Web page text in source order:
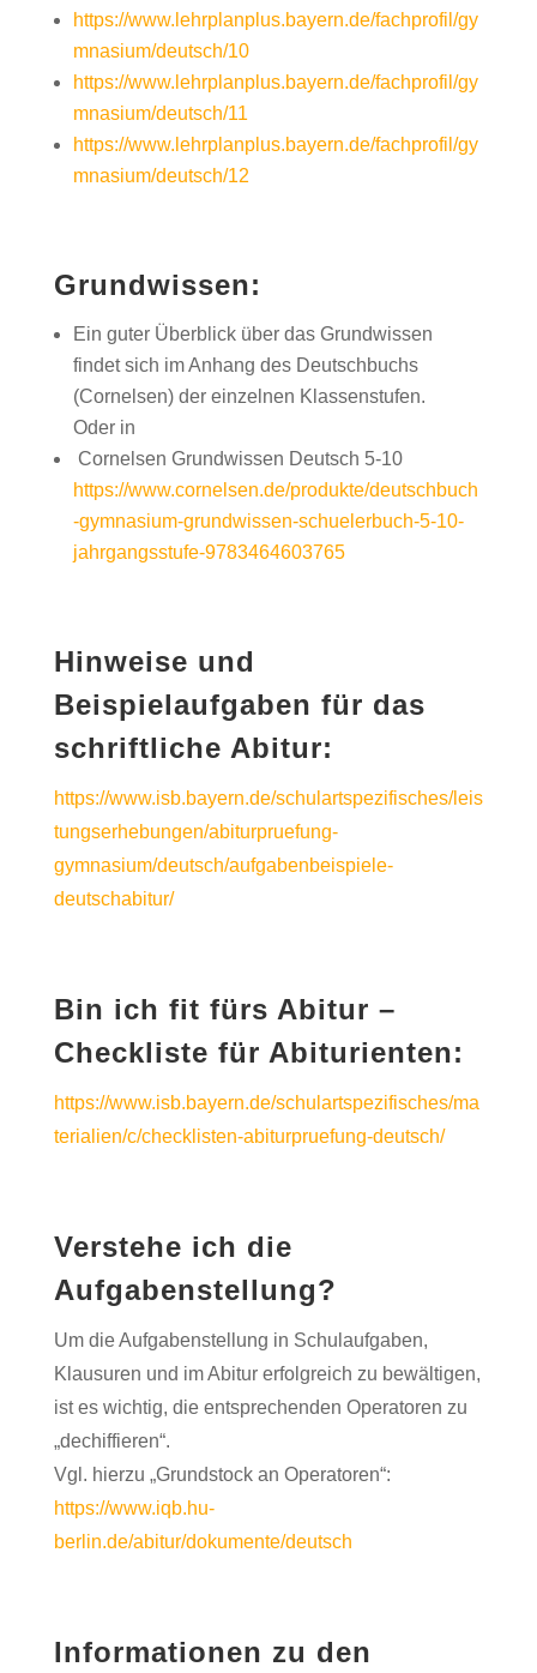
https://www.lehrplanplus.bayern.de/fachprofil/gy
mnasium/deutsch/10
https://www.lehrplanplus.bayern.de/fachprofil/gy
mnasium/deutsch/11
https://www.lehrplanplus.bayern.de/fachprofil/gy
mnasium/deutsch/12
Grundwissen:
Ein guter Überblick über das Grundwissen
findet sich im Anhang des Deutschbuchs
(Cornelsen) der einzelnen Klassenstufen.
Oder in
Cornelsen Grundwissen Deutsch 5-10
https://www.cornelsen.de/produkte/deutschbuch
-gymnasium-grundwissen-schuelerbuch-5-10-
jahrgangsstufe-9783464603765
Hinweise und
Beispielaufgaben für das
schriftliche Abitur:
https://www.isb.bayern.de/schulartspezifisches/leis
tungserhebungen/abiturpruefung-
gymnasium/deutsch/aufgabenbeispiele-
deutschabitur/
Bin ich fit fürs Abitur –
Checkliste für Abiturienten:
https://www.isb.bayern.de/schulartspezifisches/ma
terialien/c/checklisten-abiturpruefung-deutsch/
Verstehe ich die
Aufgabenstellung?
Um die Aufgabenstellung in Schulaufgaben,
Klausuren und im Abitur erfolgreich zu bewältigen,
ist es wichtig, die entsprechenden Operatoren zu
„dechiffieren“.
Vgl. hierzu „Grundstock an Operatoren“:
https://www.iqb.hu-
berlin.de/abitur/dokumente/deutsch
Informationen zu den